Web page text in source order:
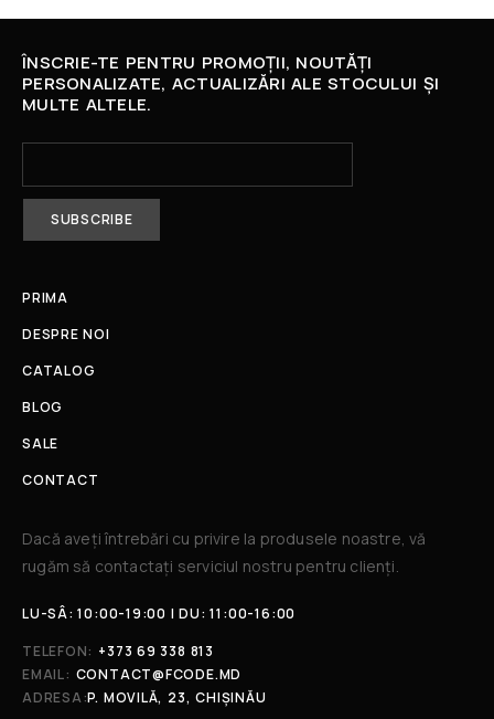
ÎNSCRIE-TE PENTRU PROMOȚII, NOUTĂȚI
PERSONALIZATE, ACTUALIZĂRI ALE STOCULUI ȘI
MULTE ALTELE.
PRIMA
DESPRE NOI
CATALOG
BLOG
SALE
CONTACT
Dacă aveți întrebări cu privire la produsele noastre, vă
rugăm să contactați serviciul nostru pentru clienți.​
LU-SÂ: 10:00-19:00 | DU: 11:00-16:00
TELEFON: +373 69 338 813
EMAIL: CONTACT@FCODE.MD
ADRESA:P. MOVILĂ, 23, CHIȘINĂU